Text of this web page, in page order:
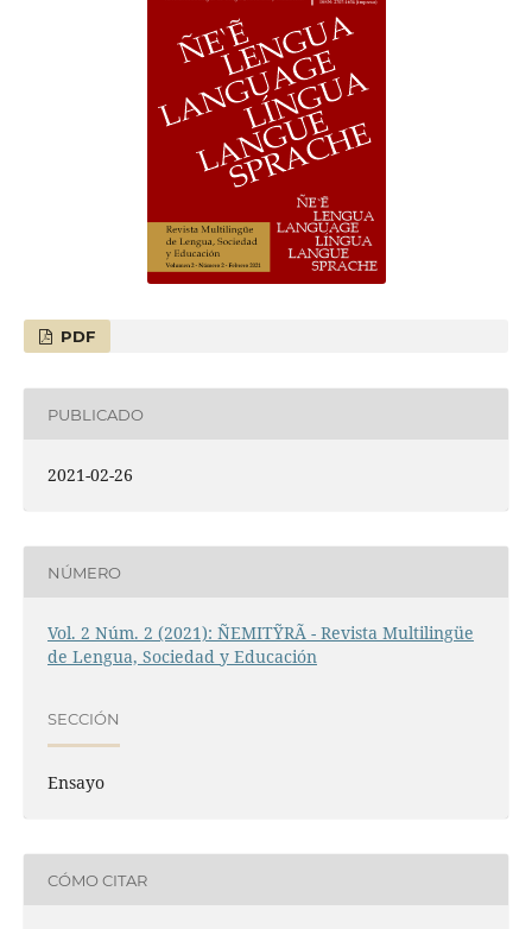
PDF
PUBLICADO
2021-02-26
NÚMERO
Vol. 2 Núm. 2 (2021): ÑEMITỸRÃ - Revista Multilingüe
de Lengua, Sociedad y Educación
SECCIÓN
Ensayo
CÓMO CITAR